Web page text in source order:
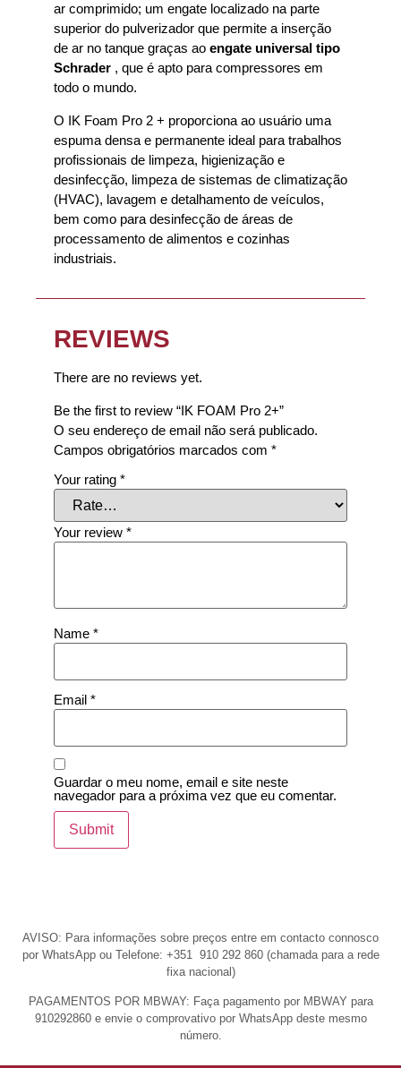
ar comprimido; um engate localizado na parte
superior do pulverizador que permite a inserção
de ar no tanque graças ao engate universal tipo
Schrader , que é apto para compressores em
todo o mundo.
O IK Foam Pro 2 + proporciona ao usuário uma
espuma densa e permanente ideal para trabalhos
profissionais de limpeza, higienização e
desinfecção, limpeza de sistemas de climatização
(HVAC), lavagem e detalhamento de veículos,
bem como para desinfecção de áreas de
processamento de alimentos e cozinhas
industriais.
REVIEWS
There are no reviews yet.
Be the first to review “IK FOAM Pro 2+”
O seu endereço de email não será publicado.
Campos obrigatórios marcados com *
Your rating *
Your review *
Name *
Email *
Guardar o meu nome, email e site neste
navegador para a próxima vez que eu comentar.
AVISO: Para informações sobre preços entre em contacto connosco
por WhatsApp ou Telefone: +351 910 292 860 (chamada para a rede
fixa nacional)
PAGAMENTOS POR MBWAY: Faça pagamento por MBWAY para
910292860 e envie o comprovativo por WhatsApp deste mesmo
número.